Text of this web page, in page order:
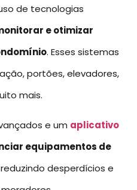
de tecnologias
e otimizar
. Esses sistemas
portões, elevadores,
mais.
e um aplicativo
equipamentos de
desperdícios e